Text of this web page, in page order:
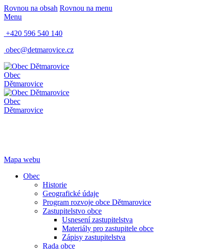
Rovnou na obsah Rovnou na menu
Menu
+420 596 540 140
obec@detmarovice.cz
Obec
Dětmarovice
Obec
Dětmarovice
Mapa webu
Obec
Historie
Geografické údaje
Program rozvoje obce Dětmarovice
Zastupitelstvo obce
Usnesení zastupitelstva
Materiály pro zastupitele obce
Zápisy zastupitelstva
Rada obce